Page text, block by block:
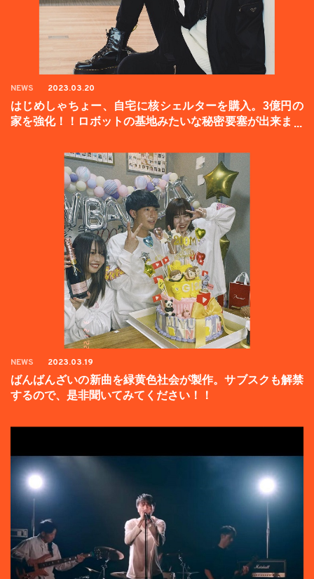
NEWS 2023.03.20
はじめしゃちょー、自宅に核シェルターを購入。3億円の
家を強化！！ロボットの基地みたいな秘密要塞が出来まし
NEWS 2023.03.19
ばんばんざいの新曲を緑黄色社会が製作。サブスクも解禁
するので、是非聞いてみてください！！